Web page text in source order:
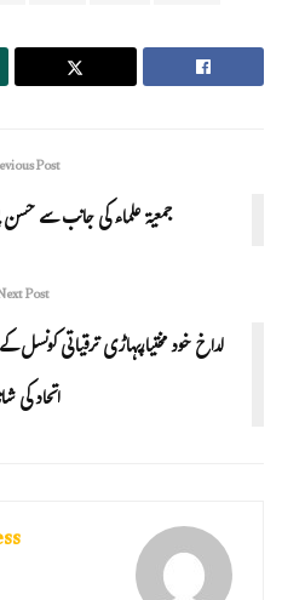
Post
جمعیۃ علماء کی جانب سے
Post
لداخ خود مختیارپہاڑی ترقیاتی کونسل
اتحاد کی